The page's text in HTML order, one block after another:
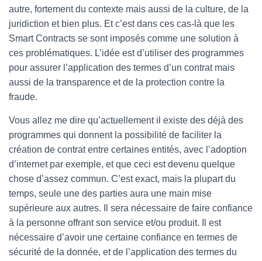
autre, fortement du contexte mais aussi de la culture, de la
juridiction et bien plus. Et c’est dans ces cas-là que les
Smart Contracts se sont imposés comme une solution à
ces problématiques. L’idée est d’utiliser des programmes
pour assurer l’application des termes d’un contrat mais
aussi de la transparence et de la protection contre la
fraude.
Vous allez me dire qu’actuellement il existe des déjà des
programmes qui donnent la possibilité de faciliter la
création de contrat entre certaines entités, avec l’adoption
d’internet par exemple, et que ceci est devenu quelque
chose d’assez commun. C’est exact, mais la plupart du
temps, seule une des parties aura une main mise
supérieure aux autres. Il sera nécessaire de faire confiance
à la personne offrant son service et/ou produit. Il est
nécessaire d’avoir une certaine confiance en termes de
sécurité de la donnée, et de l’application des termes du